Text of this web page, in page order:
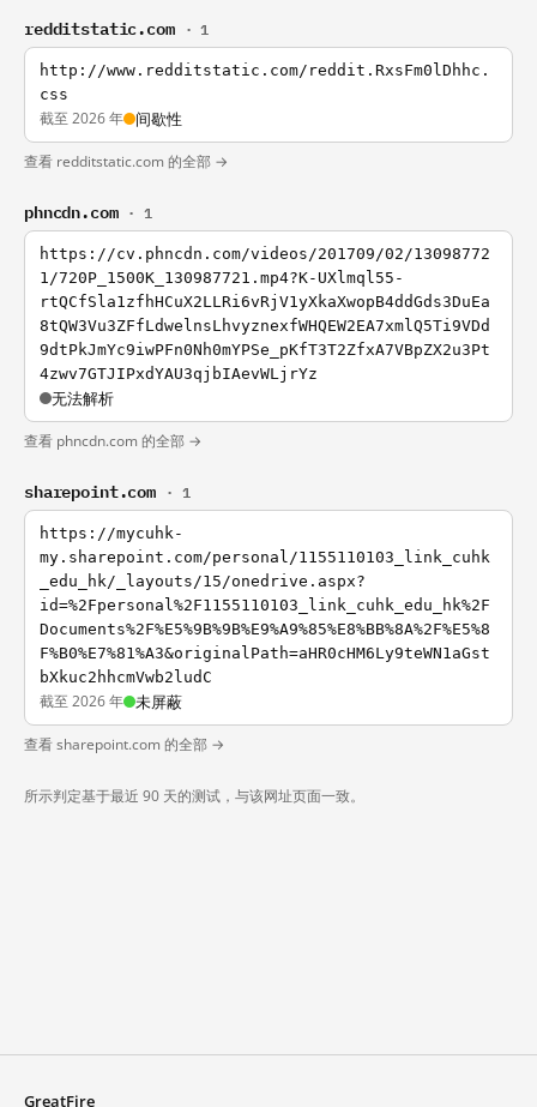
redditstatic.com · 1
http://www.redditstatic.com/reddit.RxsFm0lDhhc.
css
截至 2026 年 间歇性
查看 redditstatic.com 的全部 →
phncdn.com · 1
https://cv.phncdn.com/videos/201709/02/13098772
1/720P_1500K_130987721.mp4?K-UXlmql55-
rtQCfSla1zfhHCuX2LLRi6vRjV1yXkaXwopB4ddGds3DuEa
8tQW3Vu3ZFfLdwelnsLhvyznexfWHQEW2EA7xmlQ5Ti9VDd
9dtPkJmYc9iwPFn0Nh0mYPSe_pKfT3T2ZfxA7VBpZX2u3Pt
4zwv7GTJIPxdYAU3qjbIAevWLjrYz
无法解析
查看 phncdn.com 的全部 →
sharepoint.com · 1
https://mycuhk-
my.sharepoint.com/personal/1155110103_link_cuhk
_edu_hk/_layouts/15/onedrive.aspx?
id=%2Fpersonal%2F1155110103_link_cuhk_edu_hk%2F
Documents%2F%E5%9B%9B%E9%A9%85%E8%BB%8A%2F%E5%8
F%B0%E7%81%A3&originalPath=aHR0cHM6Ly9teWN1aGst
bXkuc2hhcmVwb2ludC
截至 2026 年 未屏蔽
查看 sharepoint.com 的全部 →
所示判定基于最近 90 天的测试，与该网址页面一致。
GreatFire